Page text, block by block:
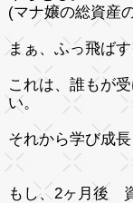
(マナ嬢の総資産
まぁ、ふっ飛ば
これは、誰もが
い。
それから学び成
もし、2ヶ月後